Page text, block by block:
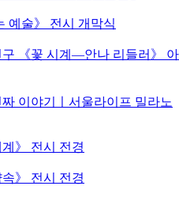
예술》 전시 개막식
구 《꽃 시계―안나 리들러》 아
이야기ㅣ서울라이프 밀라노
계》 전시 전경
속》 전시 전경